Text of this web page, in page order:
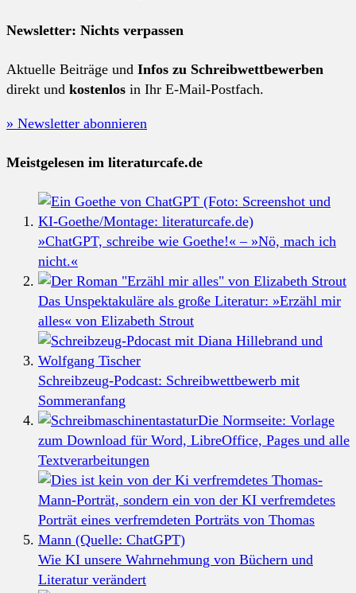
Newsletter: Nichts verpassen
Aktuelle Beiträge und Infos zu Schreibwettbewerben
direkt und kostenlos in Ihr E-Mail-Postfach.
» Newsletter abonnieren
Meistgelesen im literaturcafe.de
»ChatGPT, schreibe wie Goethe!« – »Nö, mach ich
nicht.«
Das Unspektakuläre als große Literatur: »Erzähl mir
alles« von Elizabeth Strout
Schreibzeug-Podcast: Schreibwettbewerb mit
Sommeranfang
Die Normseite: Vorlage
zum Download für Word, LibreOffice, Pages und alle
Textverarbeitungen
Wie KI unsere Wahrnehmung von Büchern und
Literatur verändert